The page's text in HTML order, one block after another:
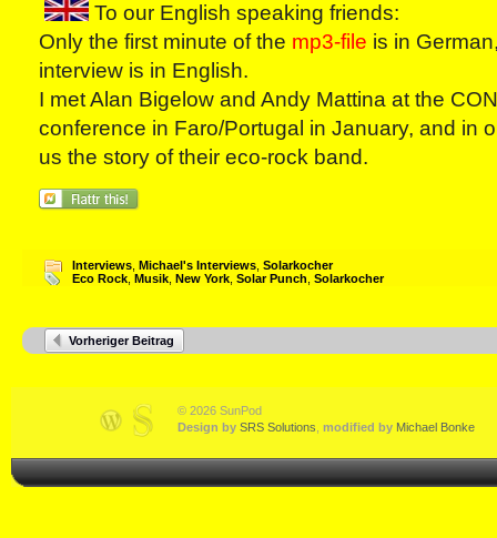
To our English speaking friends:
Only the first minute of the mp3-file is in
interview is in English.
I met Alan Bigelow and Andy Mattina at the
conference in Faro/Portugal in January, and in
us the story of their eco-rock band.
Interviews Michael's Interviews Solarkocher
Eco Rock Musik New York Solar Punch Solarkocher
Vorheriger Beitrag
© 2026 SunPod
Design by SRS Solutions modified by Michael Bonke